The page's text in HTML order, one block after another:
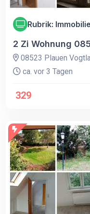
Rubrik:
2 Zi Wohnung
08523 Plauen
ca. vor 3 Tagen
329